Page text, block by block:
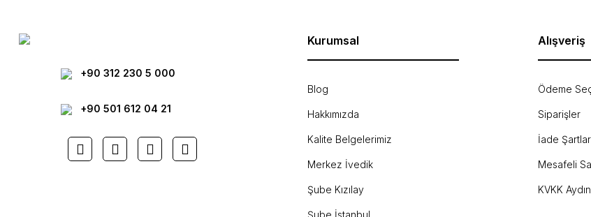
+90 312 230 5 000
+90 501 612 04 21
Kurumsal
Blog
Hakkımızda
Kalite Belgelerimiz
Merkez İvedik
Şube Kızılay
Şube İstanbul
Alışveriş
Ödeme
Siparişler
İade
Mesafeli
KVKK